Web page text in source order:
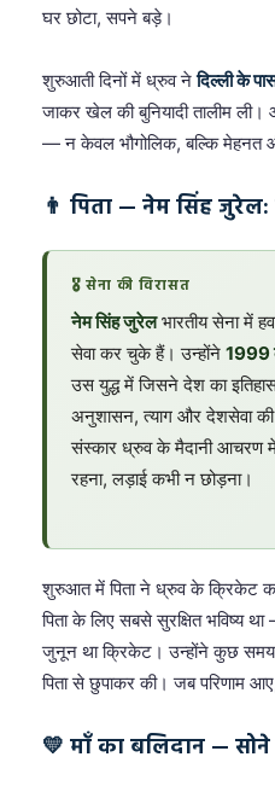
घर छोटा, सपने बड़े।
शुरुआती दिनों में ध्रुव नेदिल्ली के
जाकर खेल की बुनियादी तालीम
— न केवल भौगोलिक, बल्कि मेहनत
👨 पिता — नेम सिंह जुरेल:
🎖️ सेना की विरासत
नेम सिंह जुरेलभारतीय सेना में
सेवा कर चुके हैं। उन्होंने 1999
उस युद्ध में जिसने देश का
अनुशासन, त्याग और देशसेवा की
संस्कार ध्रुव के मैदानी आचरण
रहना, लड़ाई कभी न छोड़ना।
शुरुआत में पिता ने ध्रुव के क्रिकेट
पिता के लिए सबसे सुरक्षित भविष्य
जुनून था क्रिकेट। उन्होंने कुछ
पिता से छुपाकर की। जब परिणाम
💛 माँ का बलिदान —